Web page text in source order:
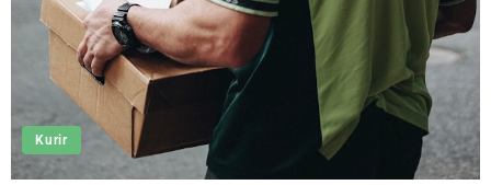
Kurir